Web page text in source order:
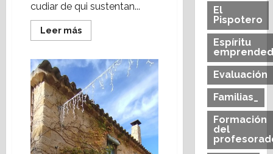
cudiar de qui sustentan...
Leer másLeer
más
Lo
profesorado
tiene
voz
(Heraldo
Escolar)
El
Pispotero
Espíritu
Evaluación
Familias_
Formación
del